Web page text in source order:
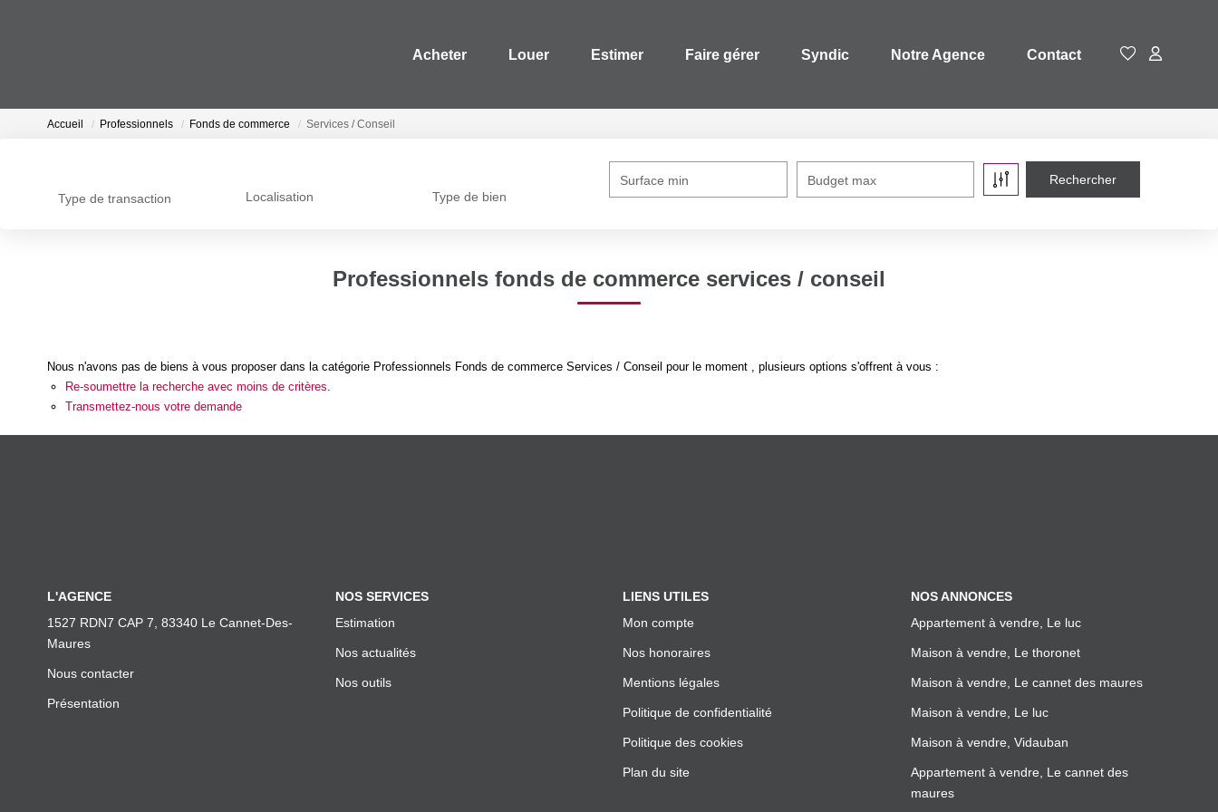
Acheter Louer Estimer Faire gérer Syndic Notre Agence Contact
Accueil Professionnels Fonds de commerce Services / Conseil
Type de transaction Localisation Type de bien
Surface min Budget max
Professionnels fonds de commerce services / conseil
Nous n'avons pas de biens à vous proposer dans la catégorie Professionnels Fonds de commerce Services / Conseil pour le moment , plusieurs options s'offrent à vous :
Re-soumettre la recherche avec moins de critères.
Transmettez-nous votre demande
L'AGENCE
1527 RDN7 CAP 7, 83340 Le Cannet-Des-
Maures
Nous contacter
Présentation
NOS SERVICES
Estimation
Nos actualités
Nos outils
LIENS UTILES
Mon compte
Nos honoraires
Mentions légales
Politique de confidentialité
Politique des cookies
Plan du site
NOS ANNONCES
Appartement à vendre, Le luc
Maison à vendre, Le thoronet
Maison à vendre, Le cannet des maures
Maison à vendre, Le luc
Maison à vendre, Vidauban
Appartement à vendre, Le cannet des
maures